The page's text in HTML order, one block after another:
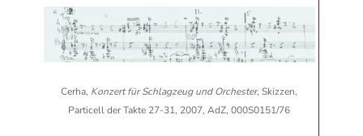
Cerha, Konzert für Schlagzeug und Orchester, Skizzen,
Particell der Takte 27-31, 2007, AdZ, 000S0151/76